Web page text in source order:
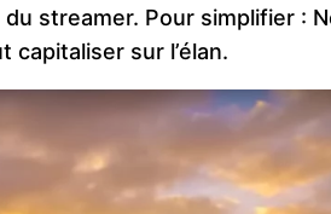
streamer. Pour simplifier :
capitaliser sur l’élan.